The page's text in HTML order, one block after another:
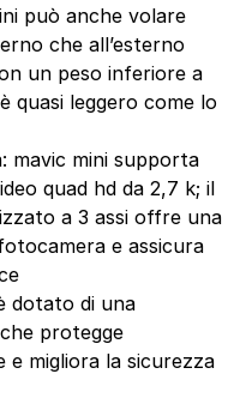
può anche volare
che all’esterno
un peso inferiore a
quasi leggero come lo
mavic mini supporta
quad hd da 2,7 k; il
a 3 assi offre una
e assicura
dotato di una
protegge
e migliora la sicurezza